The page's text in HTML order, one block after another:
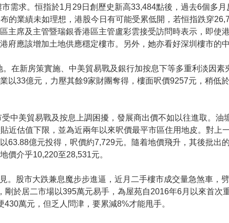
需求。恒指於1月29日創歷史新高33,484點後，過去6個多
的業績未如理想，港股今日有可能受累低開，若恒指跌穿
主席及主管暨瑞銀香港區主管盧彩雲接受訪問時表示，即使
府應該增加土地供應穩定樓市。另外，她亦看好深圳樓市的中
。在新房策實施、中美貿易戰及銀行加按息下等多重利淡因
以33億元，力壓其餘9家財團奪得，樓面呎價9257元，稍低
中美貿易戰及按息上調困擾，發展商出價不如以往進取。
近估值下限，並為近兩年以來呎價最平市區住用地皮。對上
63.88億元投得，呎價約7,729元。隨着地價飛升，其後批出
價介乎10,220至28,531元。
。股市大跌兼息魔步步進逼，近月二手樓市成交量急煞車，
於居二市場以395萬元易手，為屋苑自2016年6月以來首次
萬元，但乏人問津，要累減8%才能甩手。